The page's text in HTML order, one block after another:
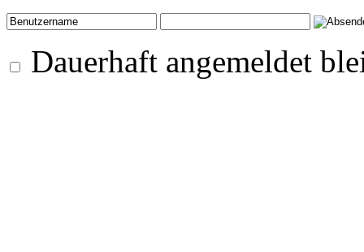
Dauerhaft angemeldet